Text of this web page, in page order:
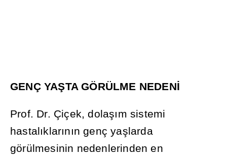
GENÇ YAŞTA GÖRÜLME NEDENİ
Prof. Dr. Çiçek, dolaşım sistemi
hastalıklarının genç yaşlarda
görülmesinin nedenlerinden en